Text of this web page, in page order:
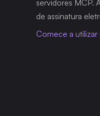
servidores MCP.
de assinatura
Comece a utilizar